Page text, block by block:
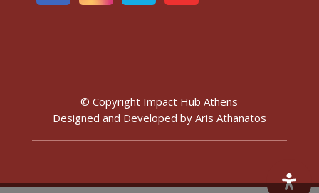
© Copyright Impact Hub Athens
Designed and Developed by Aris Athanatos